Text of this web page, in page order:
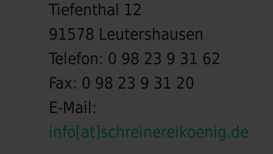
Tiefenthal 12
91578 Leutershausen
Telefon: 0 98 23 9 31 62
Fax: 0 98 23 9 31 20
E-Mail:
info[at]schreinereikoenig.de